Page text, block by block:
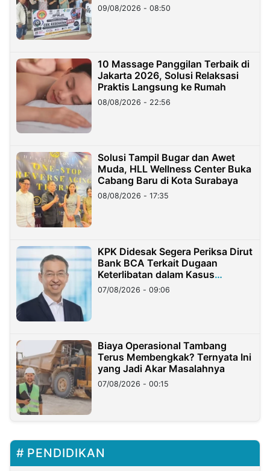
09/08/2026 - 08:50
10 Massage Panggilan Terbaik di
Jakarta 2026, Solusi Relaksasi
Praktis Langsung ke Rumah
08/08/2026 - 22:56
Solusi Tampil Bugar dan Awet
Muda, HLL Wellness Center Buka
Cabang Baru di Kota Surabaya
08/08/2026 - 17:35
KPK Didesak Segera Periksa Dirut
Bank BCA Terkait Dugaan
Keterlibatan dalam Kasus
Hilangnya Dana Nasabah Rp2,58
Miliar
07/08/2026 - 09:06
Biaya Operasional Tambang
Terus Membengkak? Ternyata Ini
yang Jadi Akar Masalahnya
07/08/2026 - 00:15
PENDIDIKAN